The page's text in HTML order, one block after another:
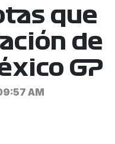
que
de
GP
AM